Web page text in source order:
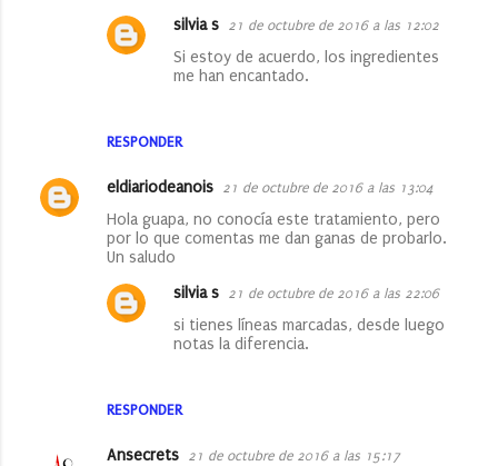
RESPONDER
silvia s 21 de octubre de 2016 a las 12:02
Si estoy de acuerdo, los ingredientes
me han encantado.
eldiariodeanois 21 de octubre de 2016 a las 13:04
Hola guapa, no conocía este tratamiento, pero
por lo que comentas me dan ganas de probarlo.
Un saludo
RESPONDER
silvia s 21 de octubre de 2016 a las 22:06
si tienes líneas marcadas, desde luego
notas la diferencia.
Ansecrets 21 de octubre de 2016 a las 15:17